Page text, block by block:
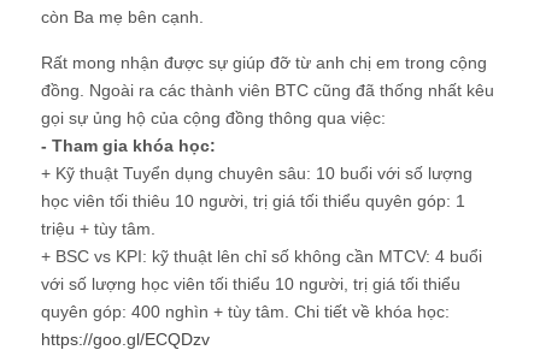
còn Ba mẹ bên cạnh.
Rất mong nhận được sự giúp đỡ từ anh chị em trong cộng
đồng. Ngoài ra các thành viên BTC cũng đã thống nhất kêu
gọi sự ủng hộ của cộng đồng thông qua việc:
- Tham gia khóa học:
+ Kỹ thuật Tuyển dụng chuyên sâu: 10 buổi với số lượng
học viên tối thiêu 10 người, trị giá tối thiểu quyên góp: 1
triệu + tùy tâm.
+ BSC vs KPI: kỹ thuật lên chỉ số không cần MTCV: 4 buổi
với số lượng học viên tối thiểu 10 người, trị giá tối thiểu
quyên góp: 400 nghìn + tùy tâm. Chi tiết về khóa học:
https://goo.gl/ECQDzv